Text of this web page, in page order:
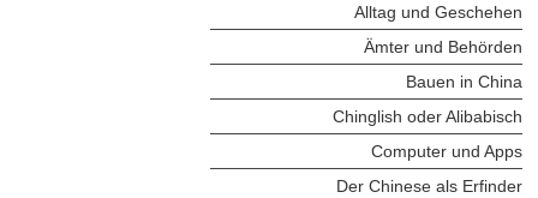
Alltag und Geschehen
Ämter und Behörden
Bauen in China
Chinglish oder Alibabisch
Computer und Apps
Der Chinese als Erfinder